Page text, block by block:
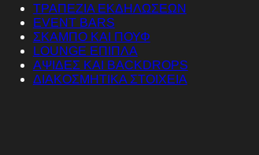
ΤΡΑΠΕΖΙΑ ΕΚΔΗΛΩΣΕΩΝ
EVENT BARS
ΣΚΑΜΠΟ ΚΑΙ ΠΟΥΦ
LOUNGE ΕΠΙΠΛΑ
ΑΨΙΔΕΣ ΚΑΙ BACKDROPS
ΔΙΑΚΟΣΜΗΤΙΚΑ ΣΤΟΙΧΕΙΑ